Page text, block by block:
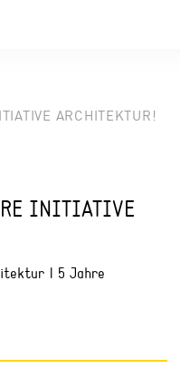
ARCHITEKTUR!
INITIATIVE
| 5 Jahre